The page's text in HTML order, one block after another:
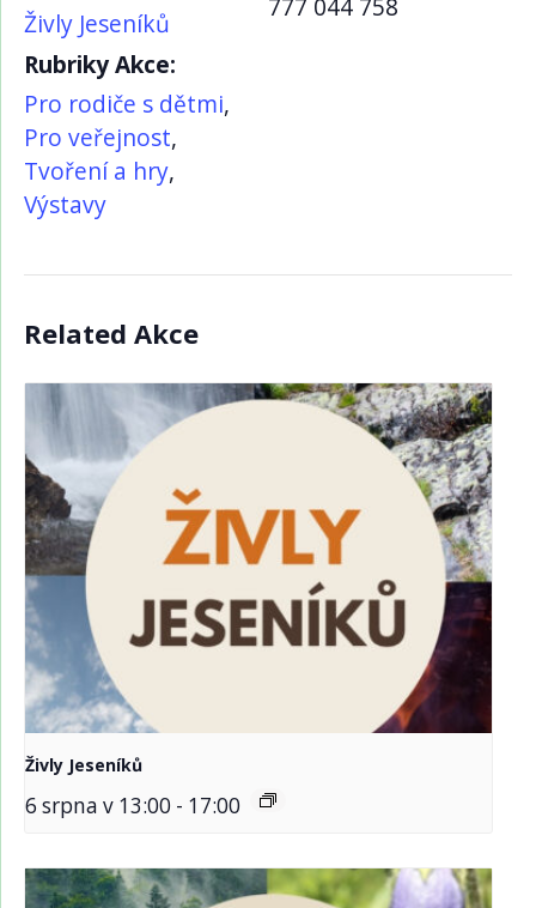
Živly Jeseníků
Rubriky Akce:
Pro rodiče s dětmi,
Pro veřejnost,
Tvoření a hry,
Výstavy
Related Akce
Živly Jeseníků
6 srpna v 13:00 - 17:00